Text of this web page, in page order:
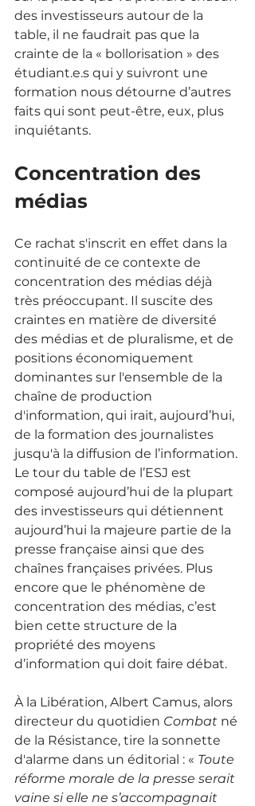
des investisseurs autour de la
table, il ne faudrait pas que la
crainte de la « bollorisation » des
étudiant.e.s qui y suivront une
formation nous détourne d’autres
faits qui sont peut-être, eux, plus
inquiétants.
Concentration des
médias
Ce rachat s'inscrit en effet dans la
continuité de ce contexte de
concentration des médias déjà
très préoccupant. Il suscite des
craintes en matière de diversité
des médias et de pluralisme, et de
positions économiquement
dominantes sur l'ensemble de la
chaîne de production
d'information, qui irait, aujourd’hui,
de la formation des journalistes
jusqu'à la diffusion de l’information.
Le tour du table de l’ESJ est
composé aujourd’hui de la plupart
des investisseurs qui détiennent
aujourd’hui la majeure partie de la
presse française ainsi que des
chaînes françaises privées. Plus
encore que le phénomène de
concentration des médias, c’est
bien cette structure de la
propriété des moyens
d’information qui doit faire débat.
À la Libération, Albert Camus, alors
directeur du quotidien Combat né
de la Résistance, tire la sonnette
d'alarme dans un éditorial : « Toute
réforme morale de la presse serait
vaine si elle ne s’accompagnait